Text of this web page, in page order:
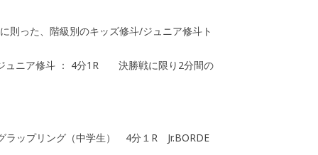
則った、階級別のキッズ修斗/ジュニア修斗ト
ニア修斗 ： 4分1R 決勝戦に限り2分間の
ップリング（中学生） 4分１R Jr.BORDE